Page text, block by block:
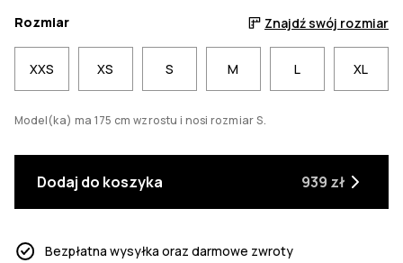
Rozmiar Znajdź swój rozmiar
XXS XS S M L XL
Model(ka) ma 175 cm wzrostu i nosi rozmiar S.
Dodaj do koszyka 939 zł
Bezpłatna wysyłka oraz darmowe zwroty